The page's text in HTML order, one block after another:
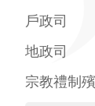
戶政司
地政司
宗教禮制